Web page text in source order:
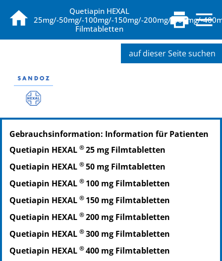
Quetiapin HEXAL
25mg/-50mg/-100mg/-150mg/-200mg/-300mg/-
Filmtabletten
auf dieser Seite suchen
PZN: 09339237
PPN: 110933923711
NTIN: 04150093392370
PZN: 09339243
PPN: 110933924374
NTIN: 04150093392431
PZN: 09339266
PPN: 110933926630
NTIN: 04150093392660
PZN: 09422688
PPN: 110942268851
NTIN: 04150094226889
Gebrauchsinformation: Information für Patienten
Quetiapin HEXAL ®25 mg Filmtabletten
Quetiapin HEXAL ®50 mg Filmtabletten
Quetiapin HEXAL ® 100 mg Filmtabletten
Quetiapin HEXAL ® 150 mg Filmtabletten
Quetiapin HEXAL ®200 mg Filmtabletten
Quetiapin HEXAL ®300 mg Filmtabletten
Quetiapin HEXAL ®400 mg Filmtabletten